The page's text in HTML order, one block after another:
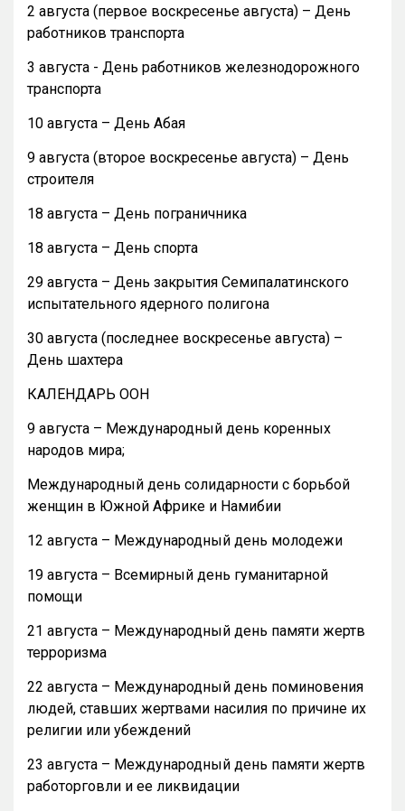
2 августа (первое воскресенье августа) – День
работников транспорта
3 августа - День работников железнодорожного
транспорта
10 августа – День Абая
9 августа (второе воскресенье августа) – День
строителя
18 августа – День пограничника
18 августа – День спорта
29 августа – День закрытия Семипалатинского
испытательного ядерного полигона
30 августа (последнее воскресенье августа) –
День шахтера
КАЛЕНДАРЬ ООН
9 августа – Международный день коренных
народов мира;
Международный день солидарности с борьбой
женщин в Южной Африке и Намибии
12 августа – Международный день молодежи
19 августа – Всемирный день гуманитарной
помощи
21 августа – Международный день памяти жертв
терроризма
22 августа – Международный день поминовения
людей, ставших жертвами насилия по причине их
религии или убеждений
23 августа – Международный день памяти жертв
работорговли и ее ликвидации